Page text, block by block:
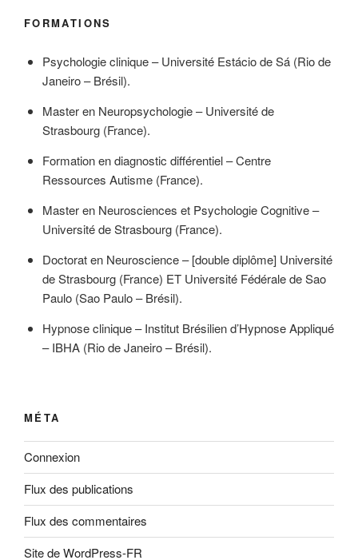
FORMATIONS
Psychologie clinique – Université Estácio de Sá (Rio de
Janeiro – Brésil).
Master en Neuropsychologie – Université de
Strasbourg (France).
Formation en diagnostic différentiel – Centre
Ressources Autisme (France).
Master en Neurosciences et Psychologie Cognitive –
Université de Strasbourg (France).
Doctorat en Neuroscience – [double diplôme] Université
de Strasbourg (France) ET Université Fédérale de Sao
Paulo (Sao Paulo – Brésil).
Hypnose clinique – Institut Brésilien d’Hypnose Appliqué
– IBHA (Rio de Janeiro – Brésil).
MÉTA
Connexion
Flux des publications
Flux des commentaires
Site de WordPress-FR